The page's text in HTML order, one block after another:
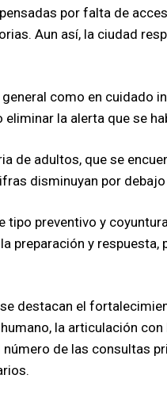
por falta de
Aun así, la ciudad
como en cuidado
la alerta que se
de adultos, que se
disminuyan por debajo
preventivo y
preparación y respuesta,
destacan el
la articulación con
de las consultas